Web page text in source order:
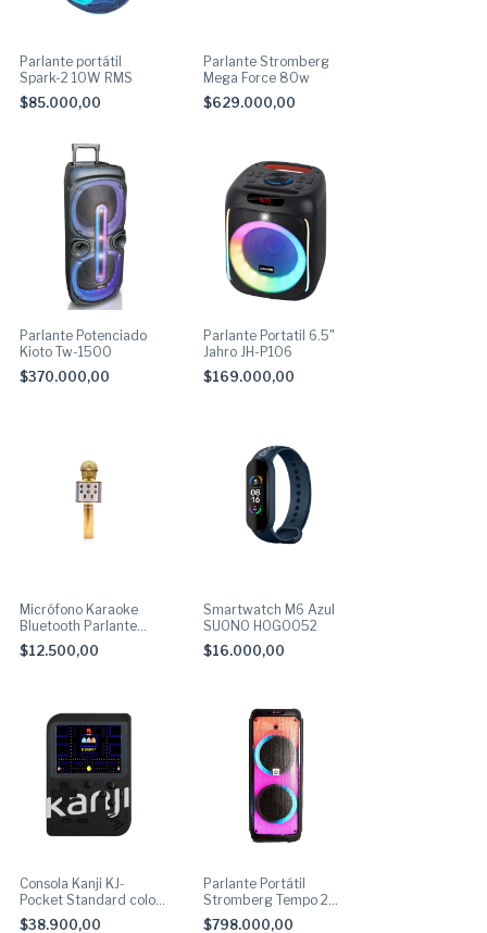
Parlante portátil
Spark-2 10W RMS
$85.000,00
Parlante Stromberg
Mega Force 80w
$629.000,00
Parlante Potenciado
Kioto Tw-1500
$370.000,00
Parlante Portatil 6.5"
Jahro JH-P106
$169.000,00
Micrófono Karaoke
Bluetooth Parlante
Amarillo SUONO
AYV0034AMA
$12.500,00
Smartwatch M6 Azul
SUONO HOG0052
$16.000,00
Consola Kanji KJ-
Pocket Standard color
negro
$38.900,00
Parlante Portátil
Stromberg Tempo 2
Con Bluetooth 120W
$798.000,00